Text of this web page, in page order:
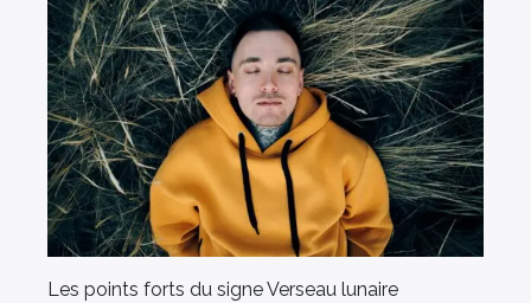
Les points forts du signe Verseau lunaire